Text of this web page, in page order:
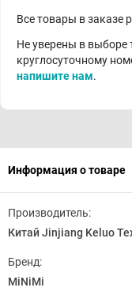
Все товары в заказе
Не уверены в выборе
круглосуточному
напишите нам.
Информация о товаре
Производитель:
Китай Jinjiang Keluo
Бренд:
MiNiMi